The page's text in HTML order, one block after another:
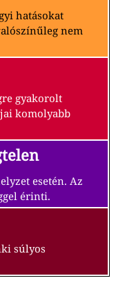
hatásokat
nem
gyakorolt
komolyabb
esetén. Az
érinti.
súlyos